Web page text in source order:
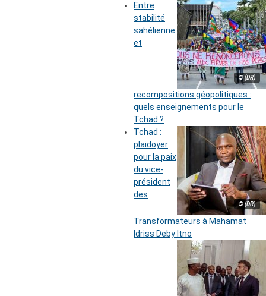
© (DR)
Entre
stabilité
sahélienne
et
recompositions géopolitiques :
quels enseignements pour le
Tchad ?
© (DR)
Tchad :
plaidoyer
pour la paix
du vice-
président
des
Transformateurs à Mahamat
Idriss Deby Itno